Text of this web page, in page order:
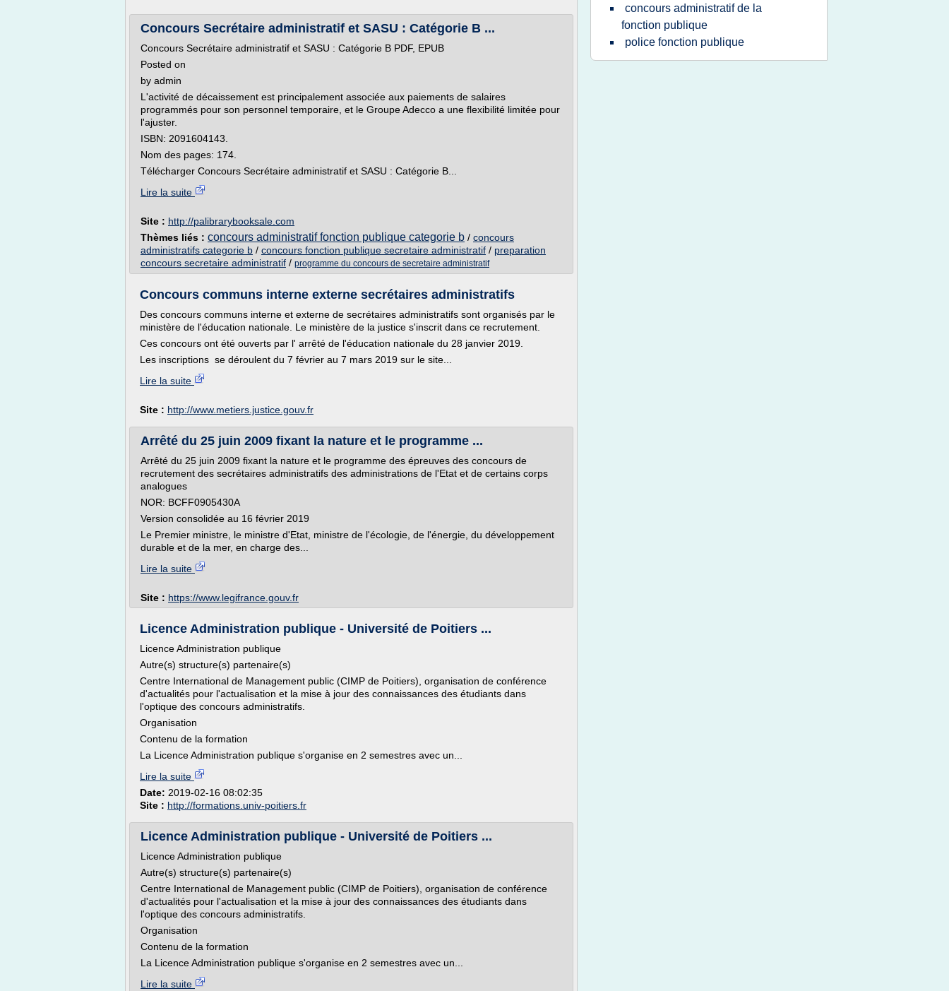
Concours Secrétaire administratif et SASU : Catégorie B ...
Concours Secrétaire administratif et SASU : Catégorie B PDF, EPUB
Posted on
by admin
L'activité de décaissement est principalement associée aux paiements de salaires
programmés pour son personnel temporaire, et le Groupe Adecco a une flexibilité limitée pour
l'ajuster.
ISBN: 2091604143.
Nom des pages: 174.
Télécharger Concours Secrétaire administratif et SASU : Catégorie B...
Lire la suite
Site : http://palibrarybooksale.com
Thèmes liés : concours administratif fonction publique categorie b / concours
administratifs categorie b / concours fonction publique secretaire administratif / preparation
concours secretaire administratif / programme du concours de secretaire administratif
Concours communs interne externe secrétaires administratifs
Des concours communs interne et externe de secrétaires administratifs sont organisés par le
ministère de l'éducation nationale. Le ministère de la justice s'inscrit dans ce recrutement.
Ces concours ont été ouverts par l' arrêté de l'éducation nationale du 28 janvier 2019.
Les inscriptions se déroulent du 7 février au 7 mars 2019 sur le site...
Lire la suite
Site : http://www.metiers.justice.gouv.fr
Arrêté du 25 juin 2009 fixant la nature et le programme ...
Arrêté du 25 juin 2009 fixant la nature et le programme des épreuves des concours de
recrutement des secrétaires administratifs des administrations de l'Etat et de certains corps
analogues
NOR: BCFF0905430A
Version consolidée au 16 février 2019
Le Premier ministre, le ministre d'Etat, ministre de l'écologie, de l'énergie, du développement
durable et de la mer, en charge des...
Lire la suite
Site : https://www.legifrance.gouv.fr
Licence Administration publique - Université de Poitiers ...
Licence Administration publique
Autre(s) structure(s) partenaire(s)
Centre International de Management public (CIMP de Poitiers), organisation de conférence
d'actualités pour l'actualisation et la mise à jour des connaissances des étudiants dans
l'optique des concours administratifs.
Organisation
Contenu de la formation
La Licence Administration publique s'organise en 2 semestres avec un...
Lire la suite
Date: 2019-02-16 08:02:35
Site : http://formations.univ-poitiers.fr
Licence Administration publique - Université de Poitiers ...
Licence Administration publique
Autre(s) structure(s) partenaire(s)
Centre International de Management public (CIMP de Poitiers), organisation de conférence
d'actualités pour l'actualisation et la mise à jour des connaissances des étudiants dans
l'optique des concours administratifs.
Organisation
Contenu de la formation
La Licence Administration publique s'organise en 2 semestres avec un...
Lire la suite
concours administratif de la
fonction publique
police fonction publique